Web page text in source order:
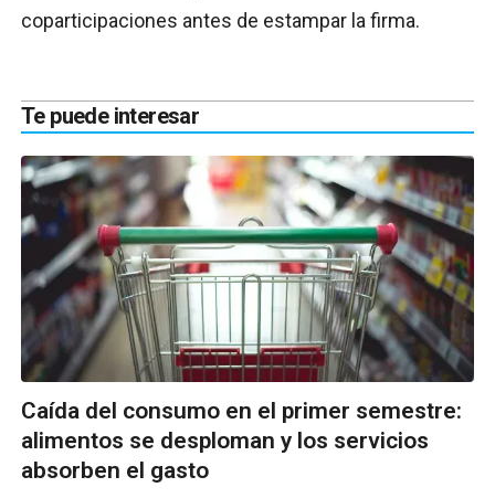
coparticipaciones antes de estampar la firma.
Te puede interesar
Caída del consumo en el primer semestre:
alimentos se desploman y los servicios
absorben el gasto